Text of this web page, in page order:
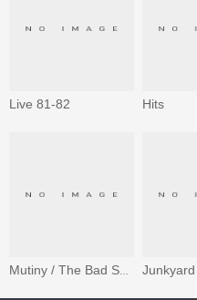
Live 81-82 Hits
Junkyard